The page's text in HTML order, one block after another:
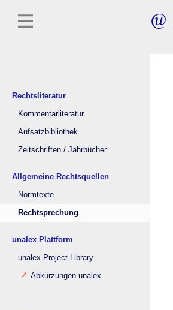
Rechtsliteratur
Kommentarliteratur
Aufsatzbibliothek
Zeitschriften / Jahrbücher
Allgemeine Rechtsquellen
Normtexte
Rechtsprechung
unalex Plattform
unalex Project Library
Abkürzungen unalex